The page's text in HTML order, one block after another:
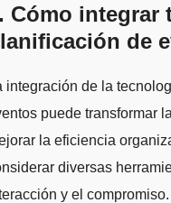
Cómo integrar
de
integración de la
puede transformar
la eficiencia
diversas
y el